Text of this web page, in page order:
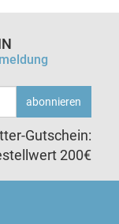
abonnieren
Gutschein:
200€